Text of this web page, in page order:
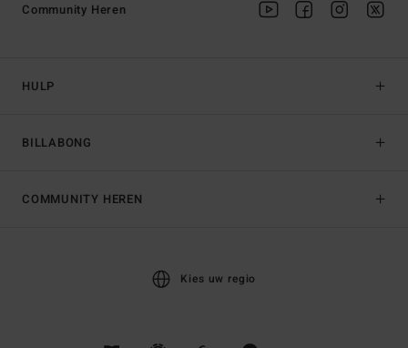
HULP
BILLABONG
Community Heren
COMMUNITY HEREN
Kies uw regio